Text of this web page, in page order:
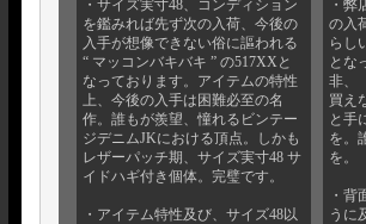
・サイズ実寸48、コンディション
を鑑みれば先ず次の入荷、今後の
入手が想像できない俗に謳われる
“ マッコンバキバキ ” の517XXと
なっております。アイテムの特性
上、今後の入手は困難必至の名
作。誰もが羨望、憧れるビンテー
ジデニムJKにおける頂点。しかも
レザーパッチ期、サイズ実寸48 サ
イドハギ付き個体。完璧です。
・アイテム特性及び、サイズ48以
・弊
の入
らし
とな
非、
買え
と手
を。
を。
・背
うに